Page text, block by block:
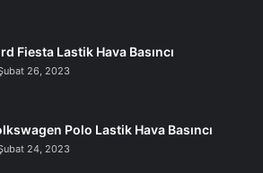
Fiesta Lastik Hava Basıncı
26, 2023
Polo Lastik Hava Basıncı
24, 2023